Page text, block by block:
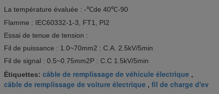
La température évaluée : -℃de 40℃-90
Flamme : IEC60332-1-3, FT1, PI2
Essai de tenue de tension :
Fil de puissance : 1.0~70mm2 : C.A. 2.5kV/5min
Fil de signal : 0.5~0.75mm2P : C.C 1.5kV/5min
Étiquettes: câble de remplissage de véhicule électrique ,
câble de remplissage de voiture électrique , fil de charge d'ev